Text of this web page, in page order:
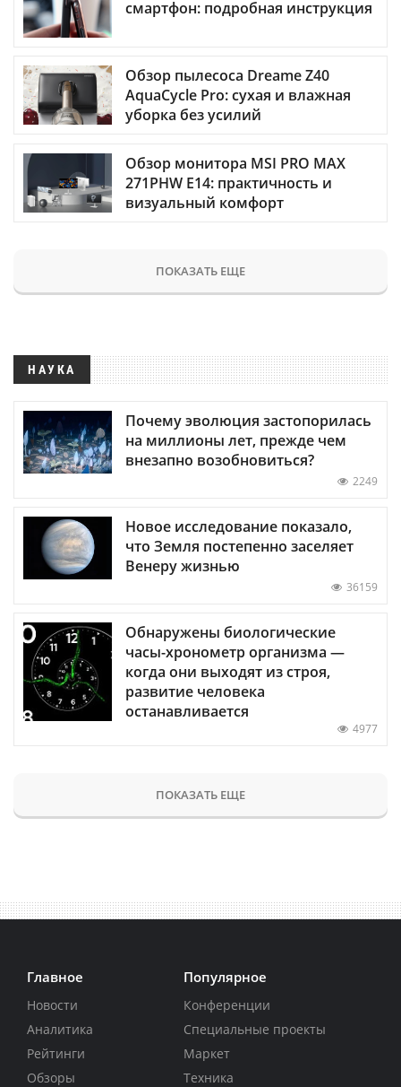
смартфон: подробная инструкция
Обзор пылесоса Dreame Z40
AquaCycle Pro: сухая и влажная
уборка без усилий
Обзор монитора MSI PRO MAX
271PHW E14: практичность и
визуальный комфорт
ПОКАЗАТЬ ЕЩЕ
НАУКА
Почему эволюция застопорилась
на миллионы лет, прежде чем
внезапно возобновиться?
2249
Новое исследование показало,
что Земля постепенно заселяет
Венеру жизнью
36159
Обнаружены биологические
часы-хронометр организма —
когда они выходят из строя,
развитие человека
останавливается
4977
ПОКАЗАТЬ ЕЩЕ
Главное
Новости
Аналитика
Рейтинги
Обзоры
Популярное
Конференции
Специальные проекты
Маркет
Техника